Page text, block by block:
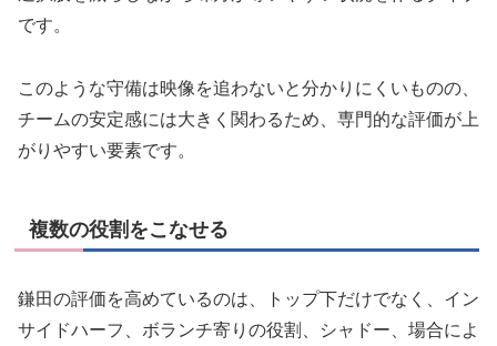
です。
このような守備は映像を追わないと分かりにくいものの、
チームの安定感には大きく関わるため、専門的な評価が上
がりやすい要素です。
複数の役割をこなせる
鎌田の評価を高めているのは、トップ下だけでなく、イン
サイドハーフ、ボランチ寄りの役割、シャドー、場合によ